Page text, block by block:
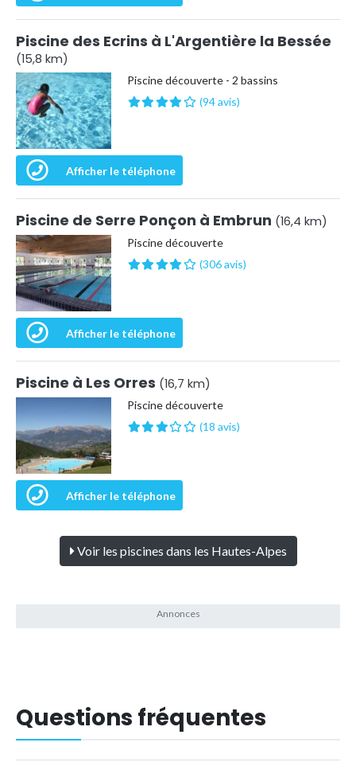
Piscine des Ecrins à L'Argentière la Bessée
(15,8 km)
Piscine découverte - 2 bassins
(94 avis)
Afficher le téléphone
Piscine de Serre Ponçon à Embrun (16,4 km)
Piscine découverte
(306 avis)
Afficher le téléphone
Piscine à Les Orres (16,7 km)
Piscine découverte
(18 avis)
Afficher le téléphone
Voir les piscines dans les Hautes-Alpes
Questions fréquentes